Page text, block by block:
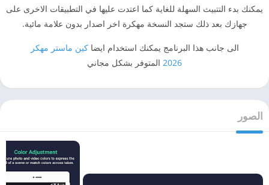
يمكنك بدء التتبيث السهلة للغاية كما اعتدت عليها في التطبيقات الاخرى على
جهازك بعد ذلك ستجد النسخة مهكرة اخر اصدار بدون علامة مائية.
الى جانب هذا البرنامج يمكنك استخدام ايضاكين ماستر مهكر
2026 المتوفر بشكل مجاني
الصور